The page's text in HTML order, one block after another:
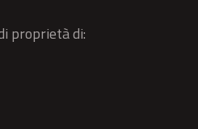
proprietà di: